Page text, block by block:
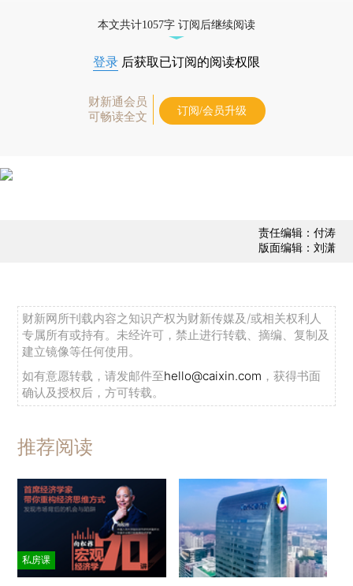
本文共计1057字 订阅后继续阅读
登录 后获取已订阅的阅读权限
财新通会员
可畅读全文
订阅/会员升级
责任编辑：付涛
版面编辑：刘潇
财新网所刊载内容之知识产权为财新传媒及/或相关权利人
专属所有或持有。未经许可，禁止进行转载、摘编、复制及
建立镜像等任何使用。
如有意愿转载，请发邮件至hello@caixin.com ，获得书面
确认及授权后，方可转载。
推荐阅读
私房课